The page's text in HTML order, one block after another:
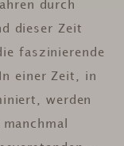
durch
dieser Zeit
faszinierende
einer Zeit, in
werden